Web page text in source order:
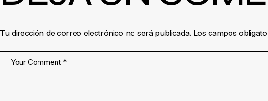
Tu dirección de correo electrónico no será publicada. Los campos